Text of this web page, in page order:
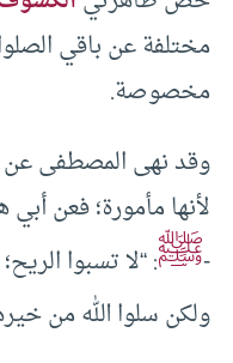
مختلفة عن باقي
مخصوصة.
وقد نهى المصطفى عن
لأنها مأمورة؛ فعن
-ﷺ: “لا تسبوا
ولكن سلوا الله من